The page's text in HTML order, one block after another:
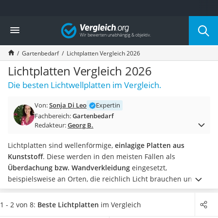
Die beliebtesten Vergleiche nach Kategorie
Baumarkt
Tresor feuerfest
Makita-Akku-Rasenmäher
Kappsäge
Smartes Türschloss
Akku-Rasentrimmer
Split-Klimaanlage 2 Innengeräte
Pelletofen
Tiefbrunnenpumpe
Fliesenschneider
Hochdruckreiniger
Doppelschleifer
Überwachungskamera
Benzinrasenmäher mit Elektrostart
Vergleich
Gartenbedarf Lichtplatten Vergleich 2026
Lichtplatten Vergleich 2026
Die besten Lichtwellplatten im Vergleich.
Von:Sonja Di Leo
Expertin
Fachbereich:Gartenbedarf
Redakteur:Georg B.
Lichtplatten sind wellenförmige, einlagige Platten aus
Kunststoff. Diese werden in den meisten Fällen als
Überdachung bzw. Wandverkleidung eingesetzt,
beispielsweise an Orten, die reichlich Licht brauchen und
dennoch umzäunt werden müssen. Es ist wichtig, den
Unterschied zwischen Well- und Stegplatten zu beachten. Im
1 - 2 von 8: Beste Lichtplatten im Vergleich